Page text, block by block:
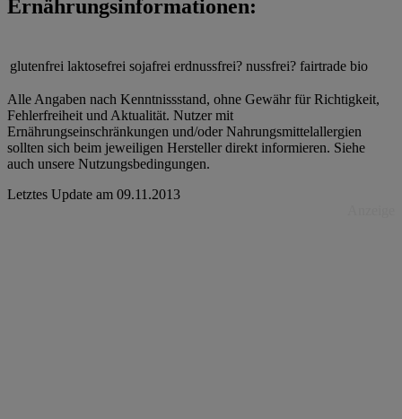
Ernährungsinformationen:
glutenfrei laktosefrei sojafrei erdnussfrei? nussfrei? fairtrade bio
Alle Angaben nach Kenntnissstand, ohne Gewähr für Richtigkeit,
Fehlerfreiheit und Aktualität. Nutzer mit
Ernährungseinschränkungen und/oder Nahrungsmittelallergien
sollten sich beim jeweiligen Hersteller direkt informieren. Siehe
auch unsere Nutzungsbedingungen.
Letztes Update am 09.11.2013